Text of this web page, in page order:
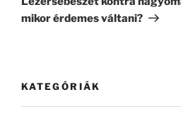
mikor érdemes váltani?
KATEGÓRIÁK